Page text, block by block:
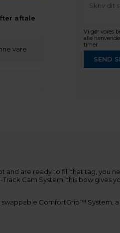
aftale
vare
Vi gør vores
alle
timer.
SEND
and are ready to fill that tag, you
Cam System, this bow gives
swappable ComfortGrip™ System,